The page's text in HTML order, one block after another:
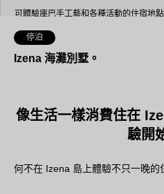
可體驗庫巴手工藝和各種活動的住宿地點
停泊
Izena 海灘別墅。
像生活一樣消費住在
驗開
何不在 Izena 島上體驗不只一晚的